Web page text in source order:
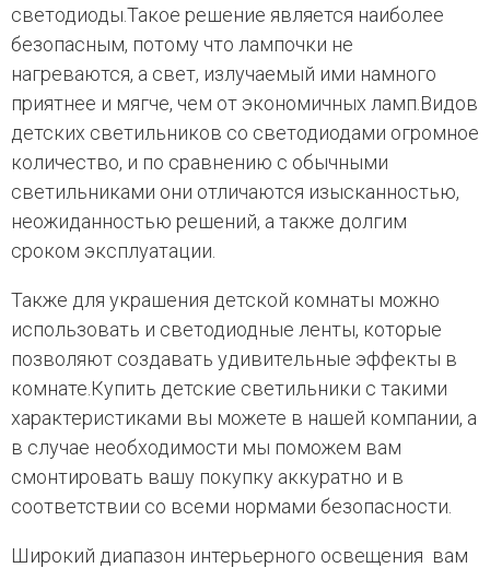
светодиоды.Такое решение является наиболее
безопасным, потому что лампочки не
нагреваются, а свет, излучаемый ими намного
приятнее и мягче, чем от экономичных ламп.Видов
детских светильников со светодиодами огромное
количество, и по сравнению с обычными
светильниками они отличаются изысканностью,
неожиданностью решений, а также долгим
сроком эксплуатации.
Также для украшения детской комнаты можно
использовать и светодиодные ленты, которые
позволяют создавать удивительные эффекты в
комнате.Купить детские светильники с такими
характеристиками вы можете в нашей компании, а
в случае необходимости мы поможем вам
смонтировать вашу покупку аккуратно и в
соответствии со всеми нормами безопасности.
Широкий диапазон интерьерного освещения вам